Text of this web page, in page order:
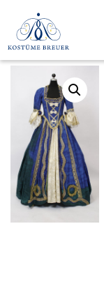
Inhalt
springen